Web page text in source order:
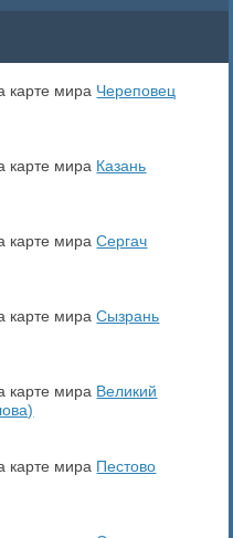
карте мира Череповец
карте мира Казань
карте мираСергач
карте мираСызрань
карте мира Великий
карте мира Пестово